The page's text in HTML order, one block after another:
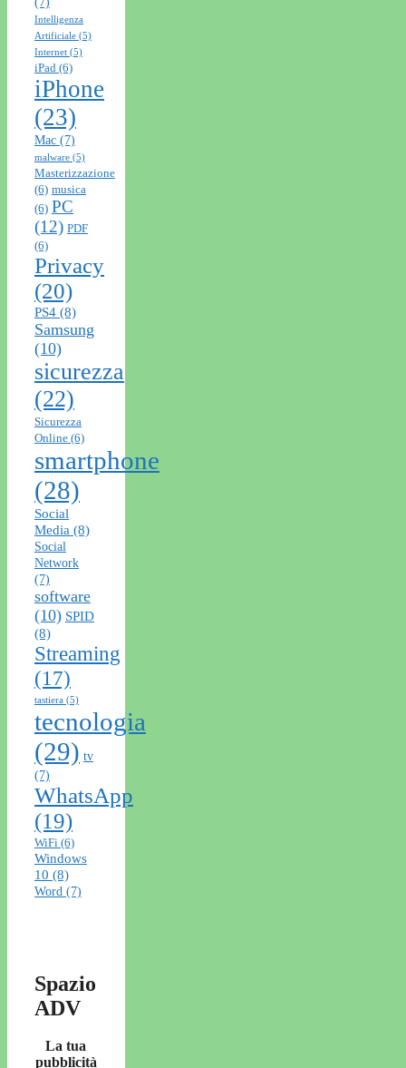
Intelligenza
Artificiale (5)
Internet (5)
iPad (6)
iPhone
(23)
Mac (7)
malware (5)
Masterizzazione
(6) musica
(6) PC
(12) PDF
(6)
Privacy
(20)
PS4 (8)
Samsung
(10)
sicurezza
(22)
Sicurezza
Online (6)
smartphone
(28)
Social
Media (8)
Social
Network
(7)
software
(10) SPID
(8)
Streaming
(17)
tastiera (5)
tecnologia
(29) tv
(7)
WhatsApp
(19)
WiFi (6)
Windows
10 (8)
Word (7)
Spazio
ADV
La tua
pubblicità